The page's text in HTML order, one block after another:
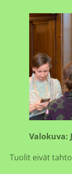
Valokuva:
Tuolit eivät